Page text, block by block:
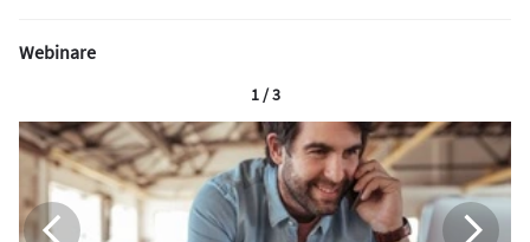
Webinare
1 / 3